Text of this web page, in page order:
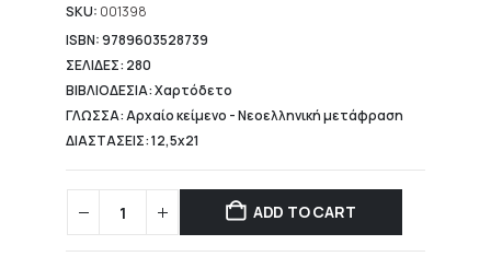
15,04 €.
SKU: 001398
ISBN: 9789603528739
ΣΕΛΙΔΕΣ: 280
ΒΙΒΛΙΟΔΕΣΙΑ: Χαρτόδετο
ΓΛΩΣΣΑ: Αρχαίο κείμενο - Νεοελληνική μετάφραση
ΔΙΑΣΤΑΣΕΙΣ: 12,5x21
ADD TO CART